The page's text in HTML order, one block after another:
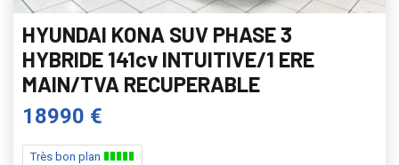
HYUNDAI KONA SUV PHASE 3
HYBRIDE 141cv INTUITIVE/1 ERE
MAIN/TVA RECUPERABLE
18990 €
Très bon plan